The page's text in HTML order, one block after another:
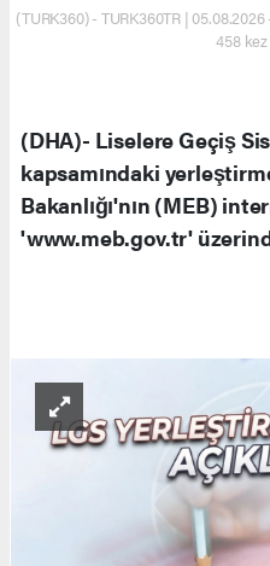
(TURK360) - TURK360TR |
458
(DHA)- Liselere Geçiş
kapsamındaki
Bakanlığı'nın (MEB)
'www.meb.gov.tr'